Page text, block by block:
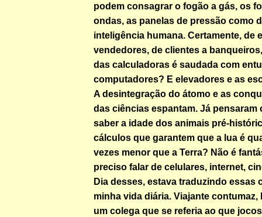
podem consagrar o fogão a gás, os
ondas, as panelas de pressão como
inteligência humana. Certamente, de
vendedores, de clientes a
das calculadoras é saudada com
computadores? E elevadores e as
A desintegração do átomo e as
das ciências espantam. Já pensaram
saber a idade dos animais pré-
cálculos que garantem que a lua é
vezes menor que a Terra? Não é
preciso falar de celulares, internet,
Dia desses, estava traduzindo essas
minha vida diária. Viajante contumaz,
um colega que se referia ao que